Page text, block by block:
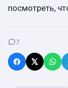
посмотреть,
7